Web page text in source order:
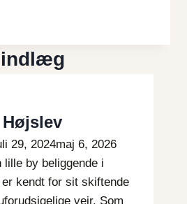
indlæg
29, 2024maj 6, 2026
lille by beliggende i
kendt for sit skiftende
vejr. Som